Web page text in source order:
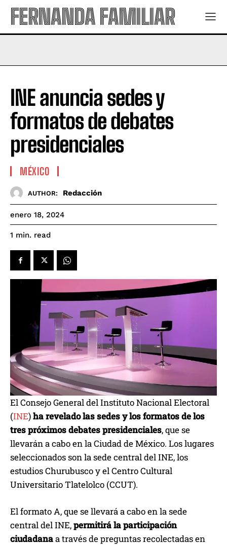
FERNANDA FAMILIAR
INE anuncia sedes y
formatos de debates
presidenciales
MÉXICO
AUTHOR: Redacción
enero 18, 2024
1 min. read
El Consejo General del Instituto Nacional Electoral
(INE)ha revelado las sedes y los formatos de los
tres próximos debates presidenciales, que se
llevarán a cabo en la Ciudad de México. Los lugares
seleccionados son la sede central del INE, los
estudios Churubusco y el Centro Cultural
Universitario Tlatelolco (CCUT).
El formato A, que se llevará a cabo en la sede
central del INE,permitirá la participación
ciudadanaa través de preguntas recolectadas en